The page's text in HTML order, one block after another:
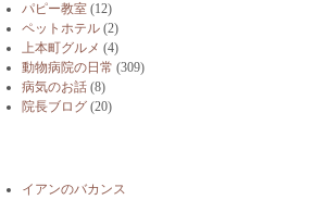
パピー教室 (12)
ペットホテル (2)
上本町グルメ (4)
動物病院の日常 (309)
病気のお話 (8)
院長ブログ (20)
イアンのバカンス